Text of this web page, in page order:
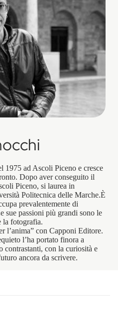
1975 ad Ascoli Piceno e cresce
Dopo aver conseguito il
Piceno, si laurea in
Politecnica delle Marche.È
prevalentemente di
sue passioni più grandi sono le
la fotografia.
l’anima” con Capponi Editore.
l’ha portato finora a
contrastanti, con la curiosità e
ancora da scrivere.